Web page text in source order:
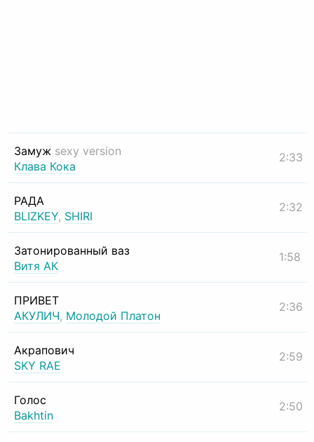
Замуж sexy version
Клава Кока
2:33
РАДА
BLIZKEY, SHIRI
2:32
Затонированный ваз
Витя АК
1:58
ПРИВЕТ
АКУЛИЧ, Молодой Платон
2:36
Акрапович
SKY RAE
2:59
Голос
Bakhtin
2:50